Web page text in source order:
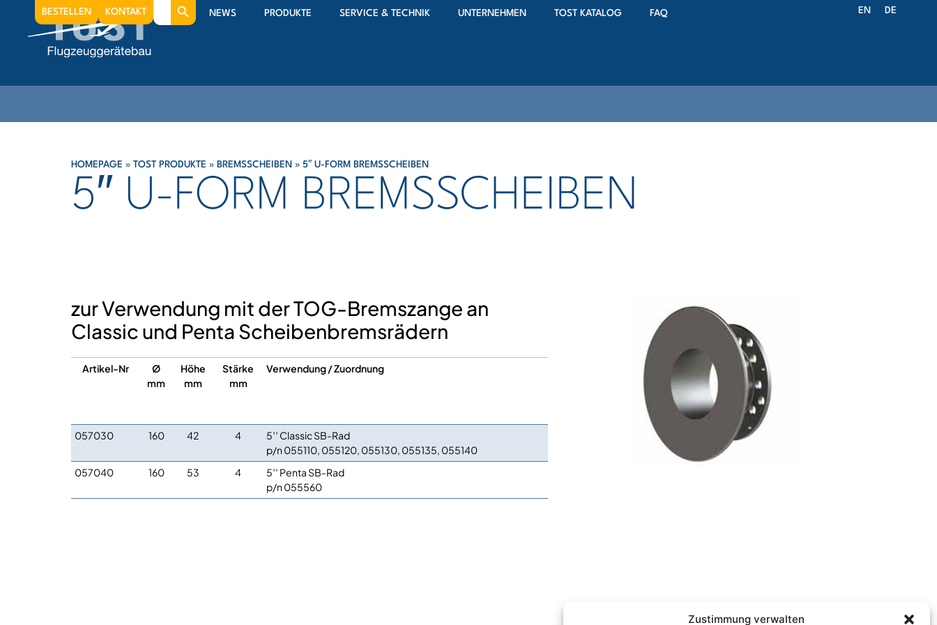
Zustimmung verwalten
NEWS PRODUKTE SERVICE & TECHNIK UNTERNEHMEN TOST KATALOG FAQ
BESTELLEN KONTAKT
Search
for:
EN DE
HOMEPAGE » TOST PRODUKTE » BREMSSCHEIBEN » 5″ U-FORM BREMSSCHEIBEN
5″ U-FORM BREMSSCHEIBEN
zur Verwendung mit der TOG-Bremszange an
Classic und Penta Scheibenbremsrädern
Artikel-Nr
Ø
mm
Höhe
mm
Stärke
mm
Verwendung / Zuordnung
057030 160 42 4
5′′ Classic SB-Rad
p/n 055110, 055120, 055130, 055135, 055140
057040
160 53 4
5′′ Penta SB-Rad
p/n 055560